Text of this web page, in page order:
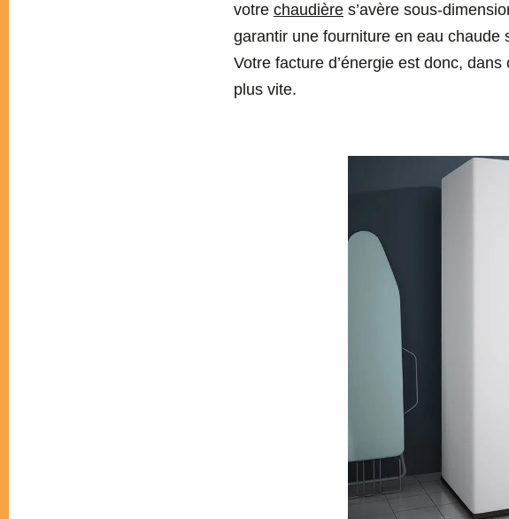
votre chaudière s’avère sous-
garantir une fourniture en eau chaude
Votre facture d’énergie est donc,
plus vite.